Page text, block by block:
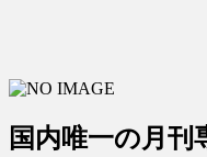
国内唯一の月